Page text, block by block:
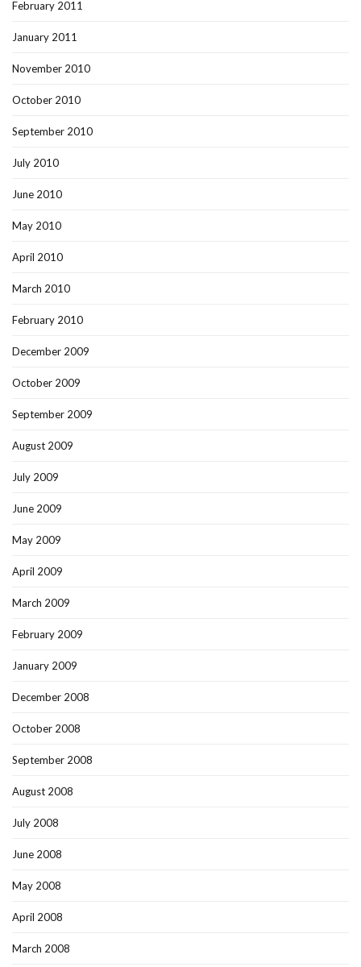
February 2011
January 2011
November 2010
October 2010
September 2010
July 2010
June 2010
May 2010
April 2010
March 2010
February 2010
December 2009
October 2009
September 2009
August 2009
July 2009
June 2009
May 2009
April 2009
March 2009
February 2009
January 2009
December 2008
October 2008
September 2008
August 2008
July 2008
June 2008
May 2008
April 2008
March 2008